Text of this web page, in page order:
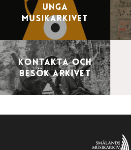
UNGA
musikarkivet
Kontakta och
besök arkivet